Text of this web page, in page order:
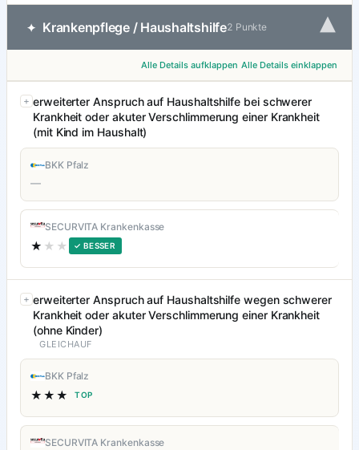
✦ Krankenpflege / Haushaltshilfe2 Punkte ▾
Alle Details aufklappen Alle Details einklappen
erweiterter Anspruch auf Haushaltshilfe bei schwerer
Krankheit oder akuter Verschlimmerung einer Krankheit
(mit Kind im Haushalt)
BKK Pfalz
—
SECURVITA Krankenkasse
★ ★★ ✓ BESSER
erweiterter Anspruch auf Haushaltshilfe wegen schwerer
Krankheit oder akuter Verschlimmerung einer Krankheit
(ohne Kinder)
GLEICHAUF
BKK Pfalz
★★★ TOP
SECURVITA Krankenkasse